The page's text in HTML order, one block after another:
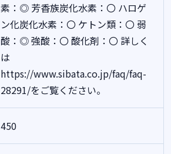
素：◎ 芳香族炭化水素：〇 ハロゲ
ン化炭化水素：〇 ケトン類：〇 弱
酸：◎強酸：〇酸化剤：〇 詳しく
は
https://www.sibata.co.jp/faq/faq-
28291/をご覧ください。
450